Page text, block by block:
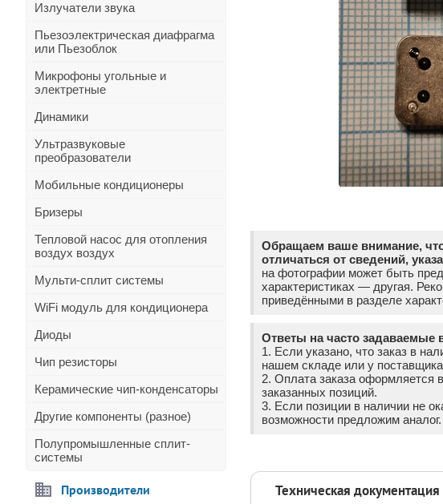
Излучатели звука
Пьезоэлектрическая диафрагма
или Пьезоблок
Микрофоны угольные и
электретные
Динамики
Ультразвуковые
преобразователи
Мобильные кондиционеры
Бризеры
Тепловой насос для отопления
воздух воздух
Мульти-сплит системы
WiFi модуль для кондиционера
Диоды
Чип резисторы
Керамические чип-конденсаторы
Другие компоненты (разное)
Полупромышленные сплит-
системы
Производители
Обращаем ваше внимание,
отличаться от сведений,
на фотографии может быть
характеристиках — другая.
приведёнными в разделе
Ответы на часто задаваемые
1. Если указано, что заказ в
нашем складе или у
2. Оплата заказа оформляется
заказанных позиций.
3. Если позиции в наличии не
возможности предложим аналог.
Техническая